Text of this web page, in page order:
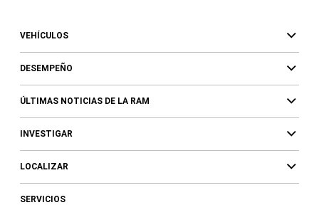
VEHÍCULOS
DESEMPEÑO
ÚLTIMAS NOTICIAS DE LA RAM
INVESTIGAR
LOCALIZAR
SERVICIOS